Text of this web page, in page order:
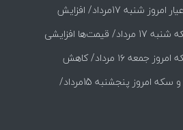
جدول و جزئیات قیمت طلای 18عیار امروز شنبه 17مرداد/ افزایش
جزئیات
افزایشی
قیمت طلا و سکه امروز جمعه ۱۶ مرداد/ کاهش
و جزییات
قیمت طلا، دلار و سکه امروز پنجشنبه 15مرداد/